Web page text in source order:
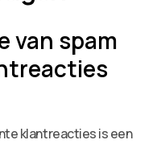
van spam
klantreacties is een